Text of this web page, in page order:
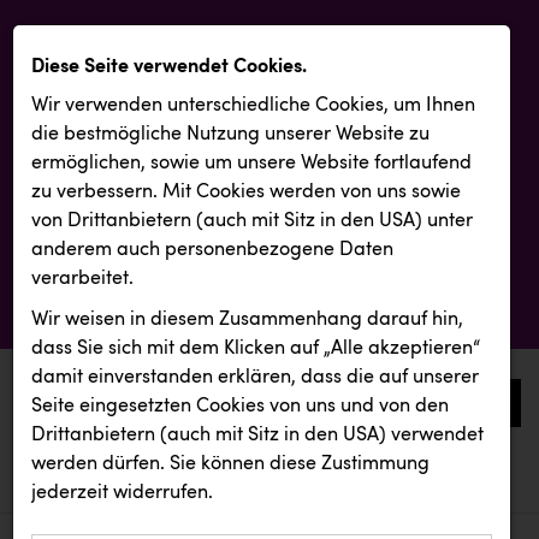
0
aktuelle aussendungen
aktuelle aussendungen
Diese Seite verwendet Cookies.
Wir verwenden unterschiedliche Cookies, um Ihnen
die best­mögliche Nutzung unserer Website zu
ermöglichen, sowie um unsere Website fortlaufend
zu verbessern. Mit Cookies werden von uns sowie
von Drittanbietern (auch mit Sitz in den USA) unter
anderem auch personenbezogene Daten
verarbeitet.
Wir weisen in diesem Zusammenhang darauf hin,
dass Sie sich mit dem Klicken auf „Alle akzeptieren“
damit ein­ver­standen erklären, dass die auf unserer
Seite eingesetzten Cookies von uns und von den
Drittanbietern (auch mit Sitz in den USA) verwendet
werden dürfen. Sie können diese Zustimmung
jederzeit widerrufen.